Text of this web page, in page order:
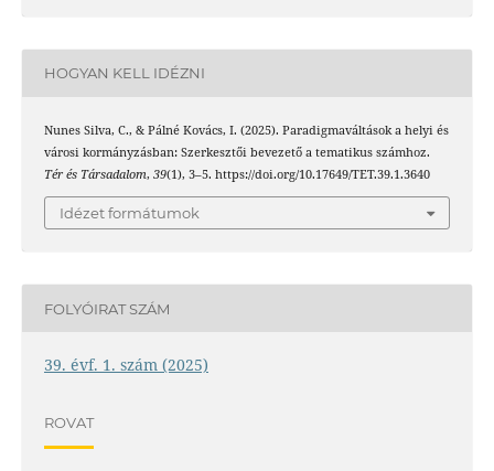
HOGYAN KELL IDÉZNI
Nunes Silva, C., & Pálné Kovács, I. (2025). Paradigmaváltások a helyi és
városi kormányzásban: Szerkesztői bevezető a tematikus számhoz.
Tér és Társadalom, 39(1), 3–5. https://doi.org/10.17649/TET.39.1.3640
Idézet formátumok
FOLYÓIRAT SZÁM
39. évf. 1. szám (2025)
ROVAT